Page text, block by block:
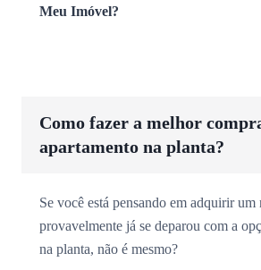
Meu Imóvel?
Como fazer a melhor
apartamento na planta?
Se você está pensando em adquirir
provavelmente já se deparou com a
na planta, não é mesmo?